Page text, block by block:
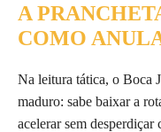
A
COMO
Na leitura tática, o Boca
maduro: sabe baixar a
acelerar sem desperdiçar